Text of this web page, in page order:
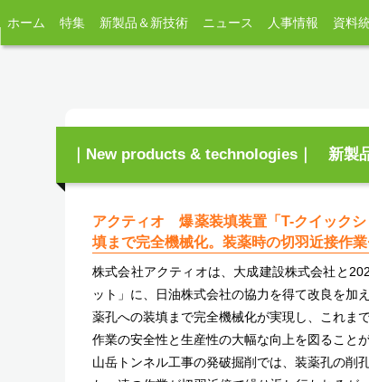
ホーム 特集 新製品＆新技術 ニュース 人事情報 資料
｜New products & technologies｜ 新製
アクティオ 爆薬装填装置「T-クイック
填まで完全機械化。装薬時の切羽近接作業
株式会社アクティオは、大成建設株式会社と
ット」に、日油株式会社の協力を得て改良を加
薬孔への装填まで完全機械化が実現し、これま
作業の安全性と生産性の大幅な向上を図ることが
山岳トンネル工事の発破掘削では、装薬孔の削